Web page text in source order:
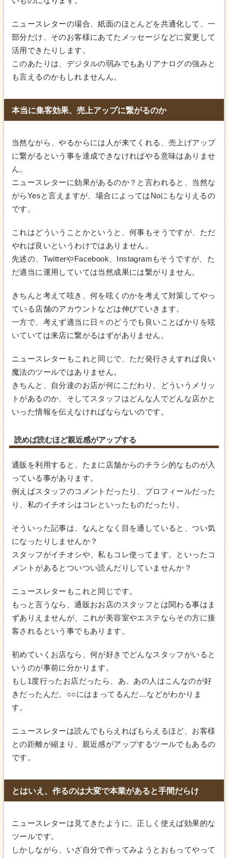
ニュースレターの場合、紙面のほとんどを共通化して、一
部分だけ、そのお客様にあてたメッセージなどに変更して
活用できたりします。
このあたりは、デジタルの弱みでもありアナログの強みと
も言えるのかもしれませんん。
本当に集客効果、売上アップに繋がるのか
当然ながら、やるからには人が来てくれる、売上げアップ
に繋がるという事を達成できなければやる意味はありませ
ん。
ニュースレターに効果があるのか？と言われると、当然な
がらYesと言えますが、場合によってはNoにもなりえるの
です。
これはどういうことかというと、何事もそうですが、ただ
やれば良いというわけではありません。
先述の、TwitterやFacebook、Instagramもそうですが、た
だ適当に運用していては当然成果には繋がりません。
きちんと考えて呟き、何を呟くのかを考えて対策してやっ
ている店舗のアカウントなどは伸びていきます。
一方で、考えず適当に日々のどうでも良いことばかりを呟
いていては来店に繋がるはずがありません。
ニュースレターもこれと同じで、ただ発行さえすれば良い
魔法のツールではありません。
きちんと、自分達のお店が何にこだわり、どういうメリッ
トがあるのか、そしてスタッフはどんな人でどんな店かと
いった情報を伝えなければならないのです。
読めば読むほど親近感がアップする
通販を利用すると、たまに店舗からのチラシ的なものが入
っている事があります。
例えばスタッフのコメントだったり、プロフィールだった
り、私のイチオシはコレといったものだったり。
そういった記事は、なんとなく目を通していると、つい気
になったりしませんか？
スタッフがイチオシや、私もコレ使ってます。といったコ
メントがあるとついつい読んだりしていませんか？
ニュースレターもこれと同じです。
もっと言うなら、通販おお店のスタッフとは関わる事はま
ずありえませんが、これが美容室やエステならその方に接
客されるという事でもあります。
初めていくお店なら、何が好きでどんなスタッフがいると
いうのが事前に分かります。
もし1度行ったお店だったら、あ、あの人はこんなのが好
きだったんだ、○○にはまってるんだ…などがわかりま
す。
ニュースレターは読んでもらえればもらえるほど、お客様
との距離が縮まり、親近感がアップするツールでもあるの
です。
とはいえ、作るのは大変で本業があると手間だらけ
ニュースレターは見てきたように、正しく使えば効果的な
ツールです。
しかしながら、いざ自分で作ってみようとおもってやって